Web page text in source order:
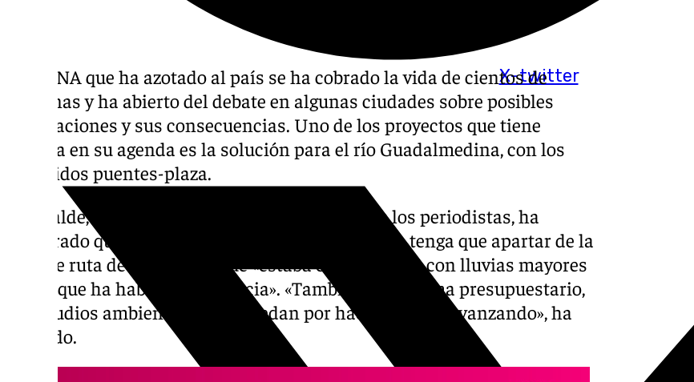
X-twitter
La DANA que ha azotado al país se ha cobrado la vida de cientos de
personas y ha abierto del debate en algunas ciudades sobre posibles
inundaciones y sus consecuencias. Uno de los proyectos que tiene
Málaga en su agenda es la solución para el río Guadalmedina, con los
conocidos puentes-plaza.
El alcalde, Francisco de la Torre, a preguntas de los periodistas, ha
asegurado que «no hay ninguna razón para que se tenga que apartar de la
hoja de ruta de Málaga, ya que «estaba contemplado con lluvias mayores
de las que ha habido en Valencia». «También es un tema presupuestario,
de estudios ambientales que quedan por hacer, y se irá avanzando», ha
añadido.